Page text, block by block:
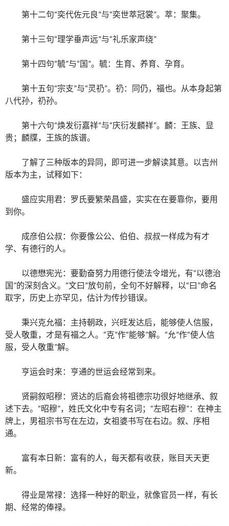
第十二句“奕代佐元良”与“奕世萃冠裳”。萃：聚集。
第十三句“理学垂声远”与“礼乐家声绕”
第十四句“毓”与“国”。毓：生育、养育、孕育。
第十五句“宗支”与“灵礽”。礽：同仍，福也。从本身起第
八代孙，礽孙。
第十六句“焕发衍嘉祥”与“庆衍发麟祥”。麟：王族、显
贵；麟牒，王族的族谱。
了解了三种版本的异同，即可进一步解读其意。以吉州
版本为主，试释如下：
盛应实用君：罗氏要繁荣昌盛，实实在在要靠你，要用
到你。
成彦伯公叔：你要像公公、伯伯、叔叔一样成为有才
学、有德行的人。
以德懋宪光：要勤奋努力用德行使法令增光，有“以德治
国”的深刻含义。“文曰”放句前，全句不好解释，以“曰”命名
取字，历史上亦罕见，估计为传抄错误。
秉兴克允福：主持朝政，兴旺发达后，能够使人信服，
受人敬重，才是有福之人。“克”作“能够”解。“允”作“使人信
服，受人敬重”解。
亨运会时来：亨通的世运会经常到来。
贤嗣叙昭穆：贤达的后裔会将祖德宗功很好地继承、叙
述下去。“昭穆”，姓氏文化中专有名词；“左昭右穆”：在神主
牌上，男祖宗书写在左边，女祖婆书写在右边。叙、序相
通。
富有本日新：富有的人，每天都有收获，账目天天更
新。
得业是常禄：选择一种好的职业，就像官员一样，有长
期、经常的俸禄。